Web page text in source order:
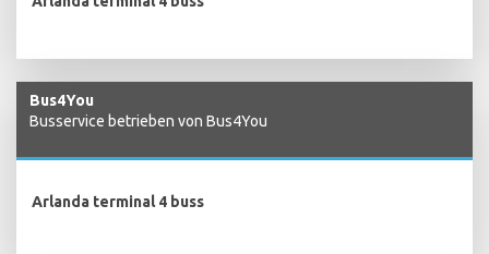
Bus4You
Busservice betrieben von Bus4You
Arlanda terminal 4 buss